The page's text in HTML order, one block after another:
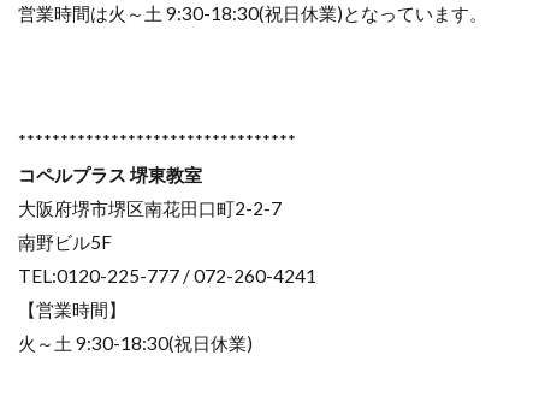
営業時間は火～土 9:30-18:30(祝日休業)となっています。
*********************************
コペルプラス 堺東教室
大阪府堺市堺区南花田口町2-2-7
南野ビル5F
TEL:0120-225-777 / 072-260-4241
【営業時間】
火～土 9:30-18:30(祝日休業)